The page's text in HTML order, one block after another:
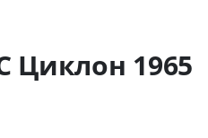
Циклон 1965